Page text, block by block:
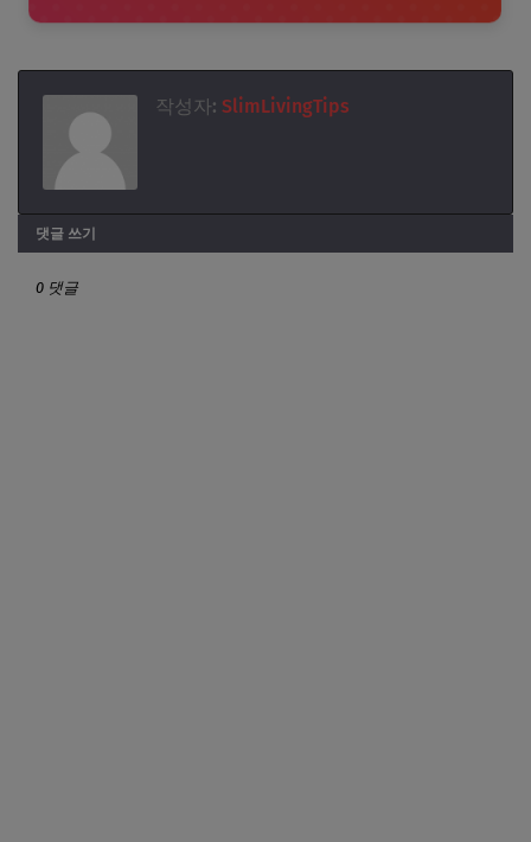
작성자: SlimLivingTips
댓글 쓰기
0 댓글